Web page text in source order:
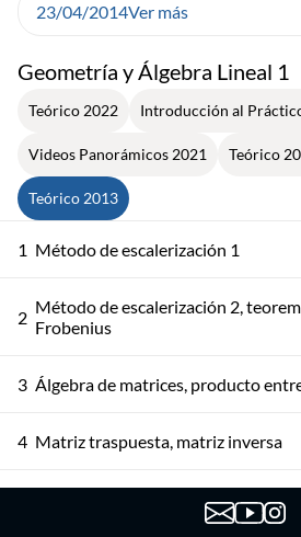
Geometría y Álgebra Lineal 1
Teórico 2022 Introducción al
Videos Panorámicos 2021 Teórico
Teórico 2013
1 Método de escalerización 1
2 Método de escalerización 2,
Frobenius
3 Álgebra de matrices, producto
4 Matriz traspuesta, matriz inversa
El espacio de n-uplas.
23/04/2014Ver más